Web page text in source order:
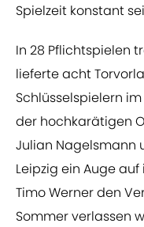
Spielzeit konstant
In 28 Pflichtspielen
lieferte acht
Schlüsselspielern
der hochkarätigen
Julian Nagelsmann
Leipzig ein Auge
Timo Werner den
Sommer verlassen